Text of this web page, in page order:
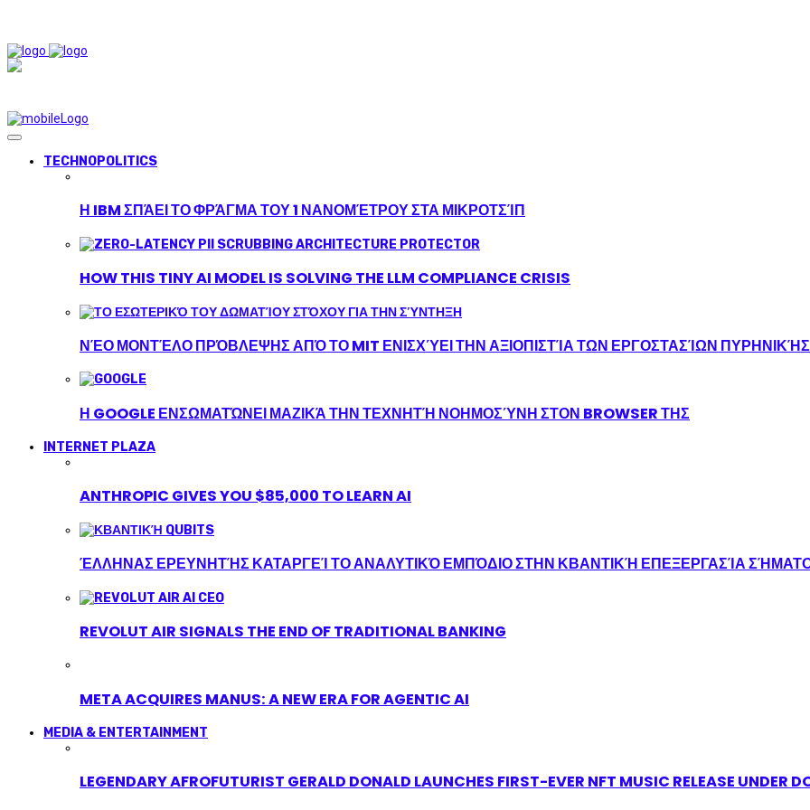
TECHNOPOLITICS
Η IBM ΣΠΆΕΙ ΤΟ ΦΡΆΓΜΑ ΤΟΥ 1 ΝΑΝΟΜΈΤΡΟΥ ΣΤΑ ΜΙΚΡΟΤΣΊΠ
HOW THIS TINY AI MODEL IS SOLVING THE LLM COMPLIANCE CRISIS
ΝΈΟ ΜΟΝΤΈΛΟ ΠΡΌΒΛΕΨΗΣ ΑΠΌ ΤΟ MIT ΕΝΙΣΧΎΕΙ ΤΗΝ ΑΞΙΟΠΙΣΤΊΑ ΤΩΝ ΕΡΓΟΣΤΑΣΊΩΝ
Η GOOGLE ΕΝΣΩΜΑΤΏΝΕΙ ΜΑΖΙΚΆ ΤΗΝ ΤΕΧΝΗΤΉ ΝΟΗΜΟΣΎΝΗ ΣΤΟΝ BROWSER ΤΗΣ
INTERNET PLAZA
ANTHROPIC GIVES YOU $85,000 TO LEARN AI
ΈΛΛΗΝΑΣ ΕΡΕΥΝΗΤΉΣ ΚΑΤΑΡΓΕΊ ΤΟ ΑΝΑΛΥΤΙΚΌ ΕΜΠΌΔΙΟ ΣΤΗΝ ΚΒΑΝΤΙΚΉ ΕΠΕΞΕΡΓΑΣΊΑ
REVOLUT AIR SIGNALS THE END OF TRADITIONAL BANKING
META ACQUIRES MANUS: A NEW ERA FOR AGENTIC AI
MEDIA & ENTERTAINMENT
LEGENDARY AFROFUTURIST GERALD DONALD LAUNCHES FIRST-EVER NFT MUSIC RELEASE UNDER